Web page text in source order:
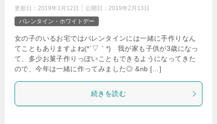
更新日： 2019年3月12日 公開日： 2019年2月13日
バレンタイン・ホワイトデー
女の子のいるお宅ではバレンタインには一緒に手作りなん
てこともありますよね(*´▽｀*) 我が家も子供が3歳になっ
て、多少お菓子作りっぽいこともできるようになってきた
ので、今年は一緒に作ってみました◎ &nb […]
続きを読む